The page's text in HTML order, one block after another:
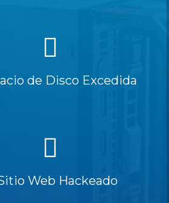
de Disco Excedida
Web Hackeado